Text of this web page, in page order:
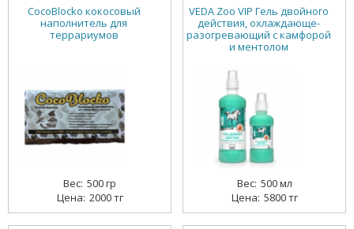
CocoBlocko кокосовый
наполнитель для
террариумов
500 гр
2000 тг
VEDA Zoo VIP Гель двойного
действия, охлаждающе-
разогревающий с камфорой
и ментолом
500 мл
5800 тг